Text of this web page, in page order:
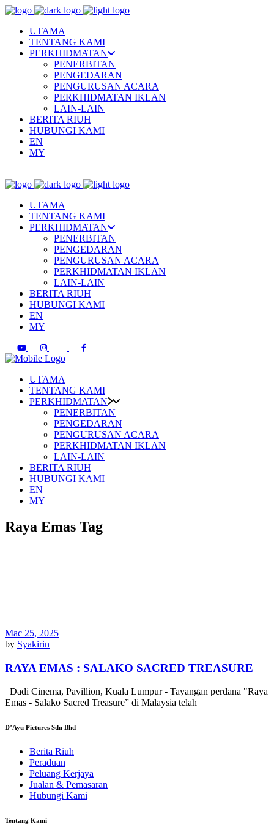
UTAMA
TENTANG KAMI
PERKHIDMATAN
PENERBITAN
PENGEDARAN
PENGURUSAN ACARA
PERKHIDMATAN IKLAN
LAIN-LAIN
BERITA RIUH
HUBUNGI KAMI
EN
MY
UTAMA
TENTANG KAMI
PERKHIDMATAN
PENERBITAN
PENGEDARAN
PENGURUSAN ACARA
PERKHIDMATAN IKLAN
LAIN-LAIN
BERITA RIUH
HUBUNGI KAMI
EN
MY
UTAMA
TENTANG KAMI
PERKHIDMATAN
PENERBITAN
PENGEDARAN
PENGURUSAN ACARA
PERKHIDMATAN IKLAN
LAIN-LAIN
BERITA RIUH
HUBUNGI KAMI
EN
MY
Raya Emas Tag
Mac 25, 2025
by Syakirin
RAYA EMAS : SALAKO SACRED TREASURE
Dadi Cinema, Pavillion, Kuala Lumpur - Tayangan perdana "Raya
Emas - Salako Sacred Treasure” di Malaysia telah
D’Ayu Pictures Sdn Bhd
Berita Riuh
Peraduan
Peluang Kerjaya
Jualan & Pemasaran
Hubungi Kami
Tentang Kami